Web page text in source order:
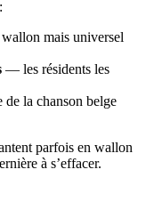
mais universel
— les résidents les
la chanson belge
parfois en wallon
à s’effacer.